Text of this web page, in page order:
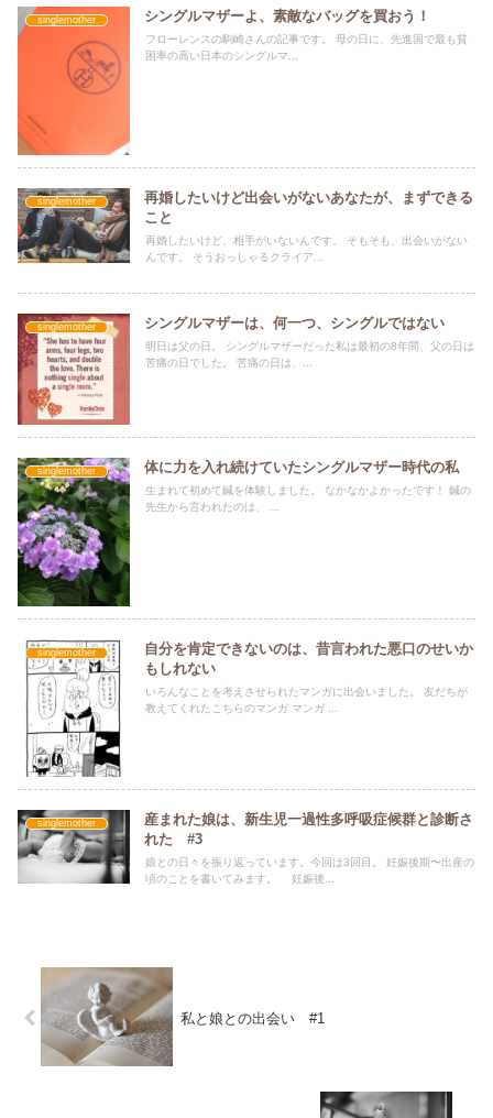
singlemother シングルマザーよ、素敵なバッグを買おう！
フローレンスの駒崎さんの記事です。 母の日に、先進国で最も貧
困率の高い日本のシングルマ...
singlemother
再婚したいけど出会いがないあなたが、まずできる
こと
再婚したいけど、相手がいないんです。 そもそも、出会いがない
んです。 そうおっしゃるクライア...
singlemother シングルマザーは、何一つ、シングルではない
明日は父の日。 シングルマザーだった私は最初の8年間、父の日は
苦痛の日でした。 苦痛の日は、...
singlemother 体に力を入れ続けていたシングルマザー時代の私
生まれて初めて鍼を体験しました。 なかなかよかったです！ 鍼の
先生から言われたのは、 ...
singlemother
自分を肯定できないのは、昔言われた悪口のせいか
もしれない
いろんなことを考えさせられたマンガに出会いました。 友だちが
教えてくれたこちらのマンガ マンガ ...
singlemother
産まれた娘は、新生児一過性多呼吸症候群と診断さ
れた #3
娘との日々を振り返っています。今回は3回目。 妊娠後期〜出産の
頃のことを書いてみます。 妊娠後...
私と娘との出会い #1